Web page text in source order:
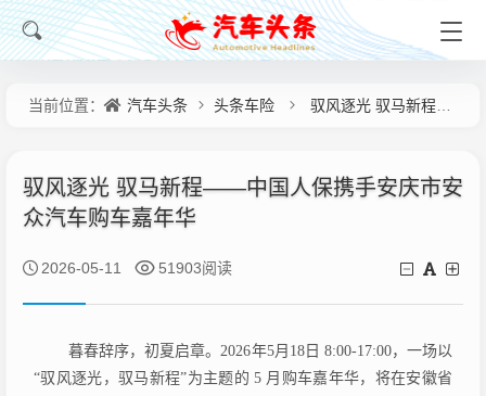
当前位置： 汽车头条 头条车险 驭风逐光 驭马新程——中国人保携手安庆市安众汽车购车嘉年华
驭风逐光 驭马新程——中国人保携手安庆市安
众汽车购车嘉年华
2026-05-11 51903阅读
暮春辞序，初夏启章。2026年5月18日 8:00-17:00，一场以
“驭风逐光，驭马新程”为主题的 5 月购车嘉年华，将在安徽省